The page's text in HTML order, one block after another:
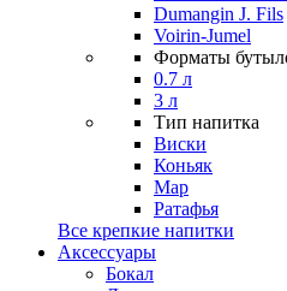
Dumangin J. Fils
Voirin-Jumel
Форматы
0.7 л
3 л
Тип напитка
Виски
Коньяк
Мар
Ратафья
Все крепкие напитки
Аксессуары
Бокал